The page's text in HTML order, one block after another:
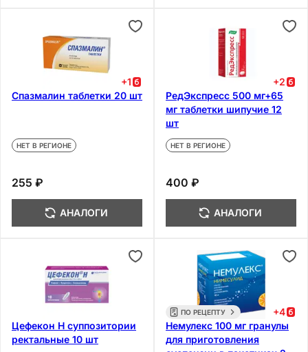
+1
Спазмалин таблетки 20 шт
НЕТ В РЕГИОНЕ
255 ₽
АНАЛОГИ
+2
РедЭкспресс 500 мг+65
мг таблетки шипучие 12
шт
НЕТ В РЕГИОНЕ
400 ₽
АНАЛОГИ
Цефекон Н суппозитории
ректальные 10 шт
ПО РЕЦЕПТУ +4
Немулекс 100 мг гранулы
для приготовления